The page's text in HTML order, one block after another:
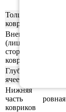
Толщина
ковриков
Внешняя
(лицевая)
сторона
ковриков
Глубина
ячеек
Нижняя
часть
ковриков